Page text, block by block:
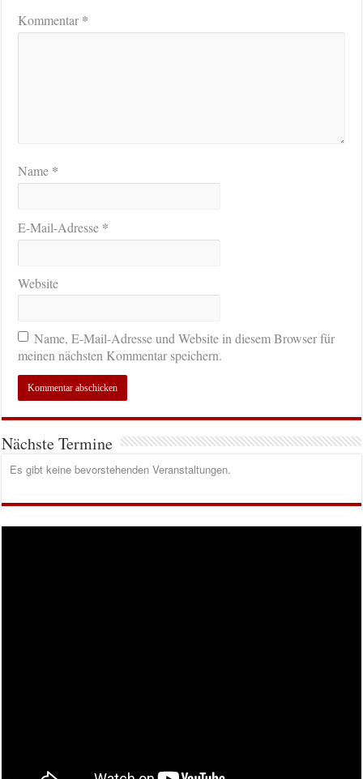
Kommentar*
Name *
E-Mail-Adresse *
Website
Name, E-Mail-Adresse und Website in diesem Browser für
meinen nächsten Kommentar speichern.
Nächste Termine
Es gibt keine bevorstehenden Veranstaltungen.